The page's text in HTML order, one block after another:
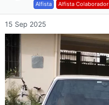
e
s
:
Alfista Alfista Colaborador
15 Sep 2025